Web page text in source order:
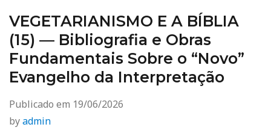
VEGETARIANISMO E A BÍBLIA
(15) — Bibliografia e Obras
Fundamentais Sobre o “Novo”
Evangelho da Interpretação
Publicado em 19/06/2026
byadmin